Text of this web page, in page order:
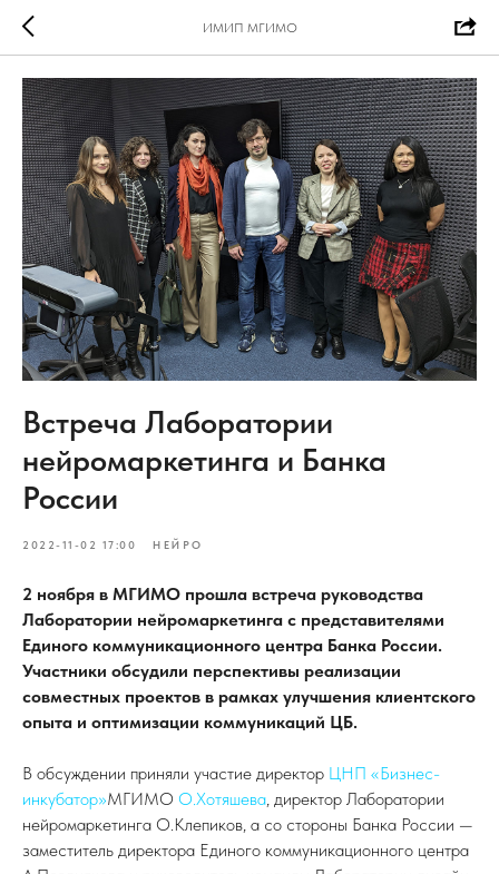
ИМИП МГИМО
Встреча Лаборатории
нейромаркетинга и Банка
России
2022-11-02 17:00 НЕЙРО
2 ноября в МГИМО прошла встреча руководства
Лаборатории нейромаркетинга с представителями
Единого коммуникационного центра Банка России.
Участники обсудили перспективы реализации
совместных проектов в рамках улучшения клиентского
опыта и оптимизации коммуникаций ЦБ.
В обсуждении приняли участие директор ЦНП «Бизнес-
инкубатор»МГИМО О.Хотяшева, директор Лаборатории
нейромаркетинга О.Клепиков, а со стороны Банка России —
заместитель директора Единого коммуникационного центра